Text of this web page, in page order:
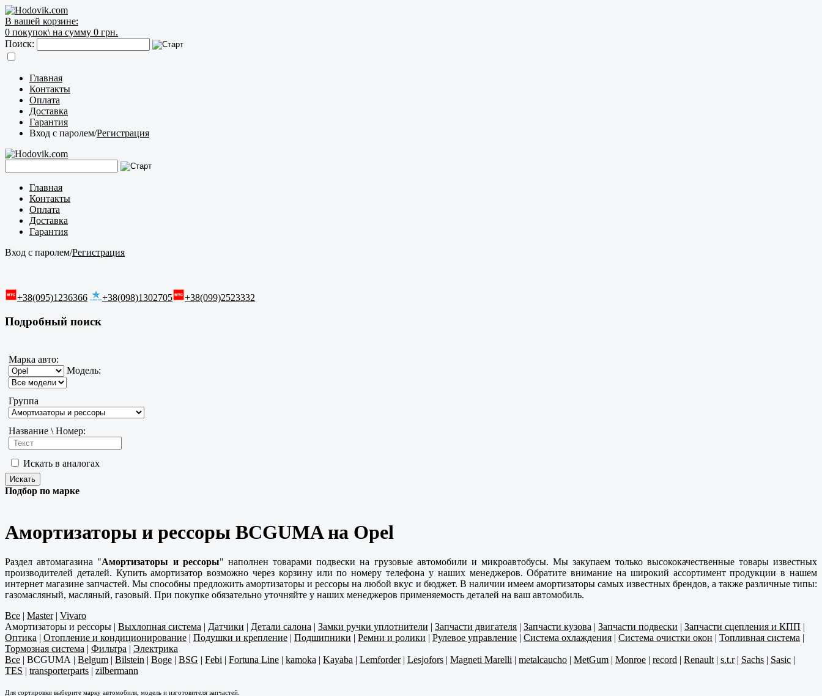
В вашей корзине:
0 покупок\ на сумму 0 грн.
Поиск:
Главная
Контакты
Оплата
Доставка
Гарантия
Вход с паролем/Регистрация
Главная
Контакты
Оплата
Доставка
Гарантия
Вход с паролем/Регистрация
+38(095)1236366 +38(098)1302705 +38(099)2523332
Подробный поиск
Марка авто:
Модель:
Группа
Название \ Номер:
Искать в аналогах
Подбор по марке
Амортизаторы и рессоры BCGUMA на Opel
Раздел автомагазина "Амортизаторы и рессоры" наполнен товарами подвески на грузовые автомобили и микроавтобусы. Мы закупаем только высококачественные товары известных
производителей деталей. Купить амортизатор возможно через корзину или по номеру телефона у наших менеджеров. Обратите внимание на широкий ассортимент продукции в нашем
интернет магазине запчастей. Мы способны предложить амортизаторы и рессоры на любой вкус и бюджет. В наличии имеем амортизаторы самых известных брендов, а также различные типы:
газомасляный, масляный, газовый. При покупке обязательно уточняйте у наших менеджеров применяемость деталей на ваш автомобиль.
Все | Master| Vivaro
Амортизаторы и рессоры | Выхлопная система | Датчики | Детали салона | Замки ручки уплотнители | Запчасти двигателя | Запчасти кузова | Запчасти подвески | Запчасти сцепления и КПП |
Оптика | Отопление и кондиционирование | Подушки и крепление | Подшипники | Ремни и ролики | Рулевое управление | Система охлаждения | Система очистки окон | Топливная система |
Тормозная система | Фильтра | Электрика
Все | BCGUMA | Belgum | Bilstein | Boge | BSG | Febi | Fortuna Line | kamoka | Kayaba | Lemforder| Lesjofors | Magneti Marelli | metalcaucho | MetGum | Monroe | record | Renault | s.t.r| Sachs | Sasic |
TES | transporterparts | zilbermann
Для сортировки выберите марку автомобиля, модель и изготовителя запчастей.